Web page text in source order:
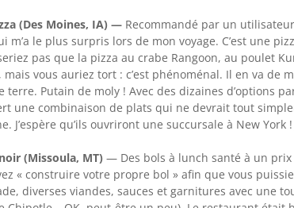
(Des Moines, IA) — Recommandé par un
m’a le plus surpris lors de mon voyage. C’est une
pas que la pizza au crabe Rangoon, au poulet
vous auriez tort : c’est phénoménal. Il en va de
terre. Putain de moly ! Avec des dizaines d’options
une combinaison de plats qui ne devrait tout
J’espère qu’ils ouvriront une succursale à New York !
(Missoula, MT) — Des bols à lunch santé à un prix
« construire votre propre bol » afin que vous
diverses viandes, sauces et garnitures avec une